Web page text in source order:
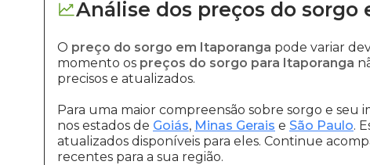
Análise dos preços do sorgo
O preço do sorgo em Itaporanga pode variar
momento os preços do sorgo para Itaporanga
precisos e atualizados.
Para uma maior compreensão sobre sorgo e seu
nos estados de Goiás, Minas Gerais e São Paulo.
atualizados disponíveis para eles. Continue
recentes para a sua região.